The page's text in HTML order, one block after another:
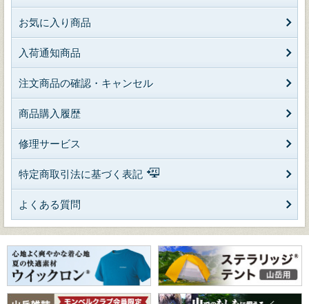
お気に入り商品
入荷通知商品
注文商品の確認・キャンセル
商品購入履歴
修理サービス
特定商取引法に基づく表記
よくある質問